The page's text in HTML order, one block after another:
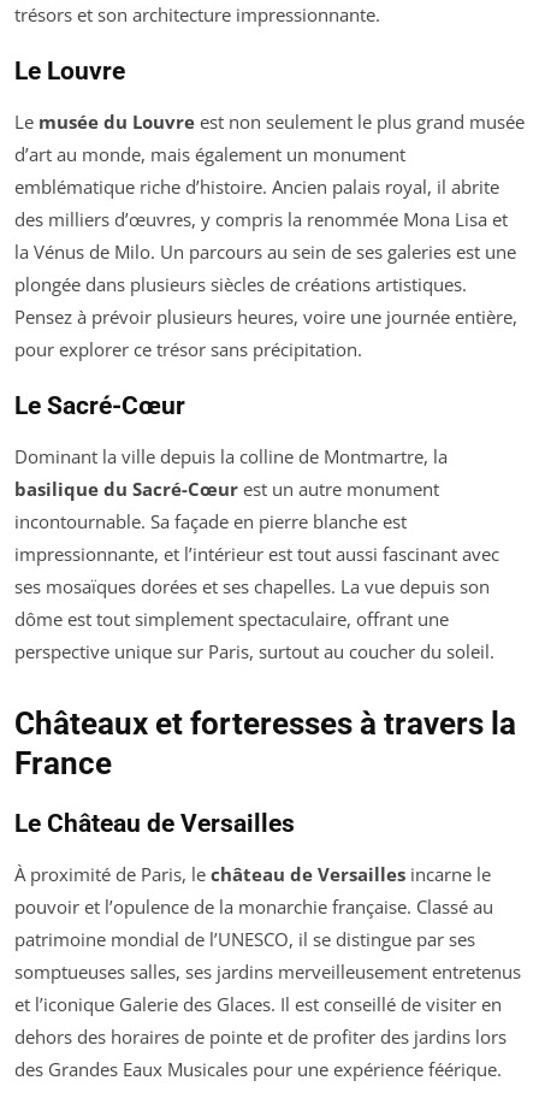
trésors et son architecture impressionnante.
Le Louvre
Le musée du Louvre est non seulement le plus grand musée
d’art au monde, mais également un monument
emblématique riche d’histoire. Ancien palais royal, il abrite
des milliers d’œuvres, y compris la renommée Mona Lisa et
la Vénus de Milo. Un parcours au sein de ses galeries est une
plongée dans plusieurs siècles de créations artistiques.
Pensez à prévoir plusieurs heures, voire une journée entière,
pour explorer ce trésor sans précipitation.
Le Sacré-Cœur
Dominant la ville depuis la colline de Montmartre, la
basilique du Sacré-Cœur est un autre monument
incontournable. Sa façade en pierre blanche est
impressionnante, et l’intérieur est tout aussi fascinant avec
ses mosaïques dorées et ses chapelles. La vue depuis son
dôme est tout simplement spectaculaire, offrant une
perspective unique sur Paris, surtout au coucher du soleil.
Châteaux et forteresses à travers la
France
Le Château de Versailles
À proximité de Paris, le château de Versailles incarne le
pouvoir et l’opulence de la monarchie française. Classé au
patrimoine mondial de l’UNESCO, il se distingue par ses
somptueuses salles, ses jardins merveilleusement entretenus
et l’iconique Galerie des Glaces. Il est conseillé de visiter en
dehors des horaires de pointe et de profiter des jardins lors
des Grandes Eaux Musicales pour une expérience féérique.